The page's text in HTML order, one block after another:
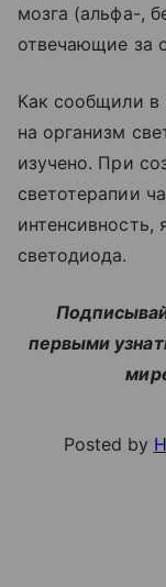
мозга (альфа-,
отвечающие за
Как сообщили в
на организм
изучено. При
светотерапии
интенсивность,
светодиода.
первыми
Posted by